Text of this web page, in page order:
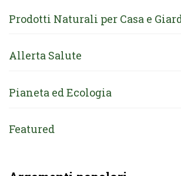
Prodotti Naturali per Casa e
Allerta Salute
Pianeta ed Ecologia
Featured